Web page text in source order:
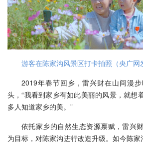
游客在陈家沟风景区打卡拍照（央广网
2019年春节回乡，雷兴财在山间漫
头，“我看到家乡有如此美丽的风景，就想
多人知道家乡的美。”
依托家乡的自然生态资源禀赋，雷兴
为目标，对陈家沟进行改造升级。如今陈